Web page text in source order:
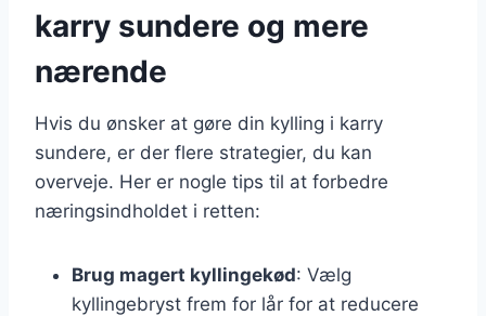
karry sundere og mere
nærende
Hvis du ønsker at gøre din kylling i karry
sundere, er der flere strategier, du kan
overveje. Her er nogle tips til at forbedre
næringsindholdet i retten:
Brug magert kyllingekød: Vælg
kyllingebryst frem for lår for at reducere